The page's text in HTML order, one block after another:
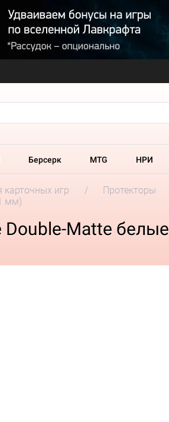
Берсерк MTG НРИ
карточных игр Протекторы
мм)
Matte